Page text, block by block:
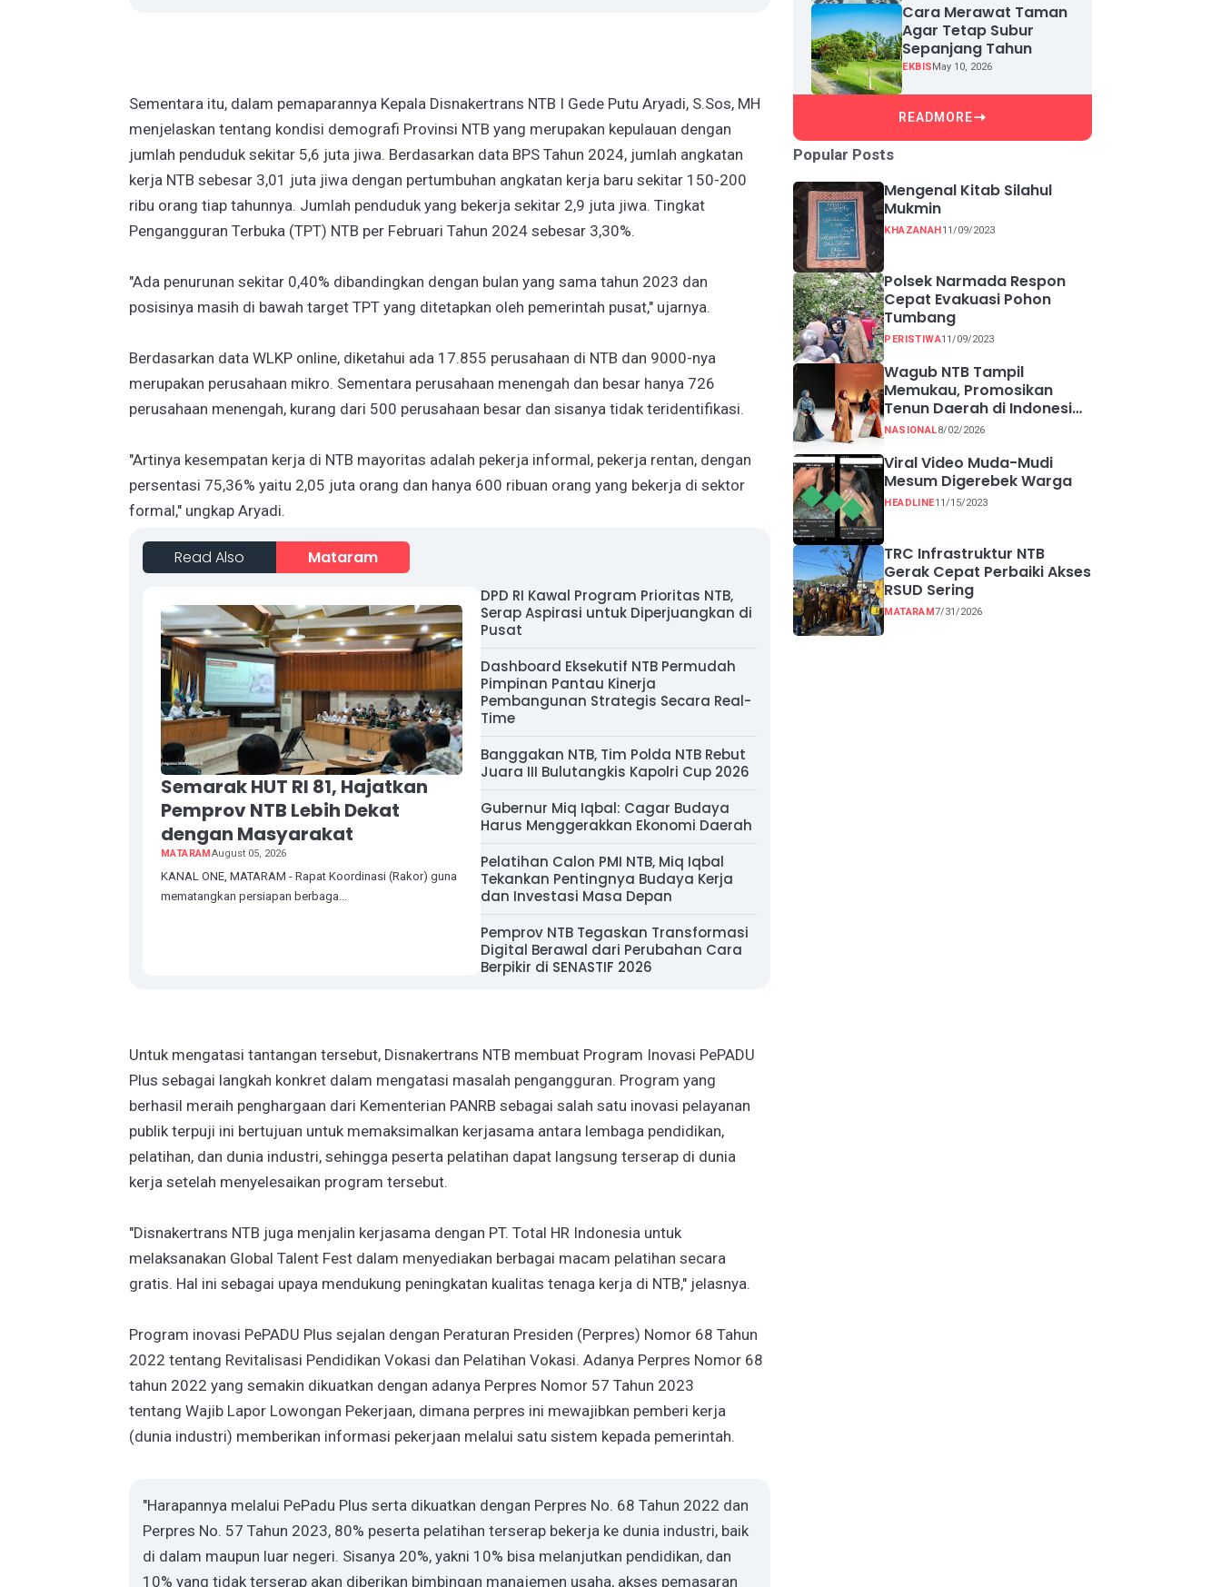
Sementara itu, dalam pemaparannya Kepala Disnakertrans NTB I Gede Putu Aryadi, S.Sos, MH
menjelaskan tentang kondisi demografi Provinsi NTB yang merupakan kepulauan dengan
jumlah penduduk sekitar 5,6 juta jiwa. Berdasarkan data BPS Tahun 2024, jumlah angkatan
kerja NTB sebesar 3,01 juta jiwa dengan pertumbuhan angkatan kerja baru sekitar 150-200
ribu orang tiap tahunnya. Jumlah penduduk yang bekerja sekitar 2,9 juta jiwa. Tingkat
Pengangguran Terbuka (TPT) NTB per Februari Tahun 2024 sebesar 3,30%.
"Ada penurunan sekitar 0,40% dibandingkan dengan bulan yang sama tahun 2023 dan
posisinya masih di bawah target TPT yang ditetapkan oleh pemerintah pusat," ujarnya.
Berdasarkan data WLKP online, diketahui ada 17.855 perusahaan di NTB dan 9000-nya
merupakan perusahaan mikro. Sementara perusahaan menengah dan besar hanya 726
perusahaan menengah, kurang dari 500 perusahaan besar dan sisanya tidak teridentifikasi.
"Artinya kesempatan kerja di NTB mayoritas adalah pekerja informal, pekerja rentan, dengan
persentasi 75,36% yaitu 2,05 juta orang dan hanya 600 ribuan orang yang bekerja di sektor
formal," ungkap Aryadi.
Read Also Mataram
Semarak HUT RI 81, Hajatkan
Pemprov NTB Lebih Dekat
dengan Masyarakat
MATARAMAugust 05, 2026
KANAL ONE, MATARAM - Rapat Koordinasi (Rakor) guna
mematangkan persiapan berbaga...
DPD RI Kawal Program Prioritas NTB,
Serap Aspirasi untuk Diperjuangkan di
Pusat
Dashboard Eksekutif NTB Permudah
Pimpinan Pantau Kinerja
Pembangunan Strategis Secara Real-
Time
Banggakan NTB, Tim Polda NTB Rebut
Juara III Bulutangkis Kapolri Cup 2026
Gubernur Miq Iqbal: Cagar Budaya
Harus Menggerakkan Ekonomi Daerah
Pelatihan Calon PMI NTB, Miq Iqbal
Tekankan Pentingnya Budaya Kerja
dan Investasi Masa Depan
Pemprov NTB Tegaskan Transformasi
Digital Berawal dari Perubahan Cara
Berpikir di SENASTIF 2026
Untuk mengatasi tantangan tersebut, Disnakertrans NTB membuat Program Inovasi PePADU
Plus sebagai langkah konkret dalam mengatasi masalah pengangguran. Program yang
berhasil meraih penghargaan dari Kementerian PANRB sebagai salah satu inovasi pelayanan
publik terpuji ini bertujuan untuk memaksimalkan kerjasama antara lembaga pendidikan,
pelatihan, dan dunia industri, sehingga peserta pelatihan dapat langsung terserap di dunia
kerja setelah menyelesaikan program tersebut.
"Disnakertrans NTB juga menjalin kerjasama dengan PT. Total HR Indonesia untuk
melaksanakan Global Talent Fest dalam menyediakan berbagai macam pelatihan secara
gratis. Hal ini sebagai upaya mendukung peningkatan kualitas tenaga kerja di NTB," jelasnya.
Program inovasi PePADU Plus sejalan dengan Peraturan Presiden (Perpres) Nomor 68 Tahun
2022 tentang Revitalisasi Pendidikan Vokasi dan Pelatihan Vokasi. Adanya Perpres Nomor 68
tahun 2022 yang semakin dikuatkan dengan adanya Perpres Nomor 57 Tahun 2023
tentang Wajib Lapor Lowongan Pekerjaan, dimana perpres ini mewajibkan pemberi kerja
(dunia industri) memberikan informasi pekerjaan melalui satu sistem kepada pemerintah.
"Harapannya melalui PePadu Plus serta dikuatkan dengan Perpres No. 68 Tahun 2022 dan
Perpres No. 57 Tahun 2023, 80% peserta pelatihan terserap bekerja ke dunia industri, baik
di dalam maupun luar negeri. Sisanya 20%, yakni 10% bisa melanjutkan pendidikan, dan
10% yang tidak terserap akan diberikan bimbingan manajemen usaha, akses pemasaran
Cara Merawat Taman
Agar Tetap Subur
Sepanjang Tahun
EKBISMay 10, 2026
READMORE
Popular Posts
Mengenal Kitab Silahul
Mukmin
KHAZANAH11/09/2023
Polsek Narmada Respon
Cepat Evakuasi Pohon
Tumbang
PERISTIWA11/09/2023
Wagub NTB Tampil
Memukau, Promosikan
Tenun Daerah di Indonesia
Fashion Week 2026
NASIONAL8/02/2026
Viral Video Muda-Mudi
Mesum Digerebek Warga
HEADLINE11/15/2023
TRC Infrastruktur NTB
Gerak Cepat Perbaiki Akses
RSUD Sering
MATARAM7/31/2026